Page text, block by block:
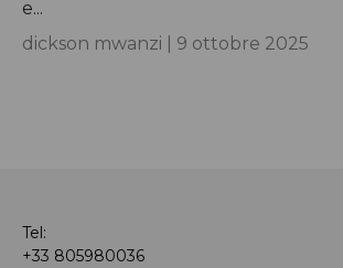
e...
dickson mwanzi | 9 ottobre 2025
Tel:
+33 805980036